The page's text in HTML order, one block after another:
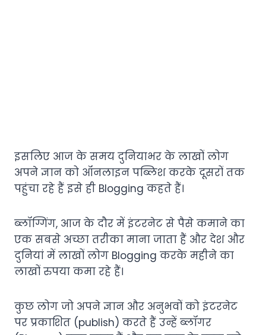
इसलिए आज के समय दुनियाभर के लाखों लोग
अपने ज्ञान को ऑनलाइन पब्लिश करके दूसरों तक
पहुंचा रहे हैं इसे ही Blogging कहते हैं।
ब्लॉग्गिंग, आज के दौर में इंटरनेट से पैसे कमाने का
एक सबसे अच्छा तरीका माना जाता हैं और देश और
दुनियां में लाखों लोग Blogging करके महीने का
लाखों रुपया कमा रहे हैं।
कुछ लोग जो अपने ज्ञान और अनुभवों को इंटरनेट
पर प्रकाशित (publish) करते हैं उन्हें ब्लॉगर